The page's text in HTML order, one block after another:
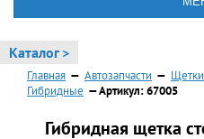
Каталог >
Главная — Автозапчасти — Щетки
Гибридные — Артикул: 67005
Гибридная щетка